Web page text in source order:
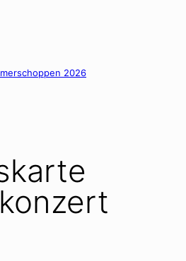
2026